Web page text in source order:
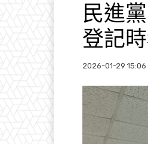
民進
登記
2026-01-29 15:06